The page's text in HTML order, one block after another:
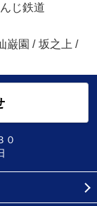
じ鉄道
巌園 / 坂之上 /
０